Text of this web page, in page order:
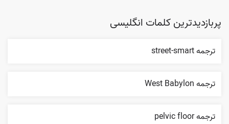
پربازدیدترین کلمات انگلیسی
ترجمه street-smart
ترجمه West Babylon
ترجمه pelvic floor